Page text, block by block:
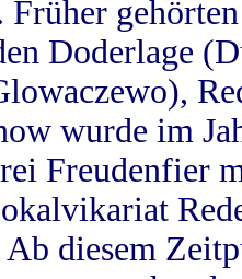
Früher
Doderlage
wurde im
Freudenfier
diesem